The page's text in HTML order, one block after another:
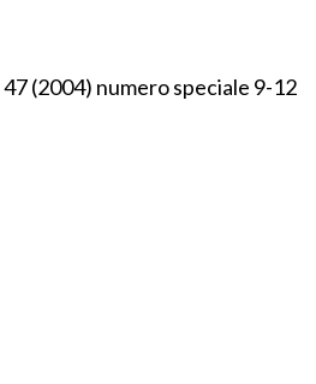
47 (2004) numero speciale 9-12